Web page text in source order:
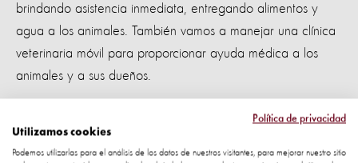
brindando asistencia inmediata, entregando alimentos y
agua a los animales. También vamos a manejar una clínica
veterinaria móvil para proporcionar ayuda médica a los
animales y a sus dueños.
"La escala del desastre es catastrófico para ambos,
personas y animales. Nuestro equipo de veterinarios se
encuentran en camino a Kathmandu, para ayudar a los
Política de privacidad
Utilizamos cookies
Podemos utilizarlas para el análisis de los datos de nuestros visitantes, para mejorar nuestro sitio